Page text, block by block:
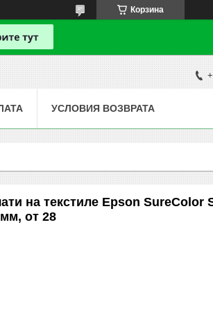
Корзина
УСЛОВИЯ ВОЗВРАТА
на текстиле Epson SureColor
от 28